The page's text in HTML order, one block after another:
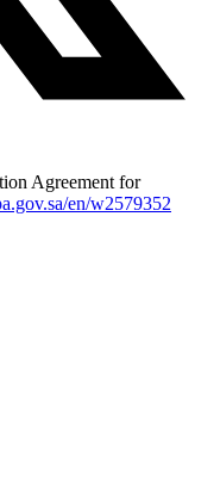
Agreement for
en/w2579352